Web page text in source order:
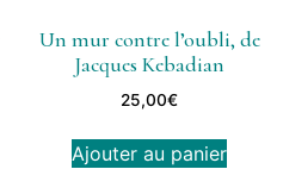
Un mur contre l’oubli, de
Jacques Kebadian
25,00€
Ajouter au panier